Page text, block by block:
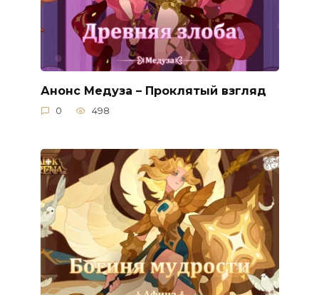
Анонс Медуза – Проклятый взгляд
0 498